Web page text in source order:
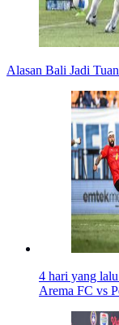
Alasan Bali Jadi
4 hari yang lalu
Arema FC vs